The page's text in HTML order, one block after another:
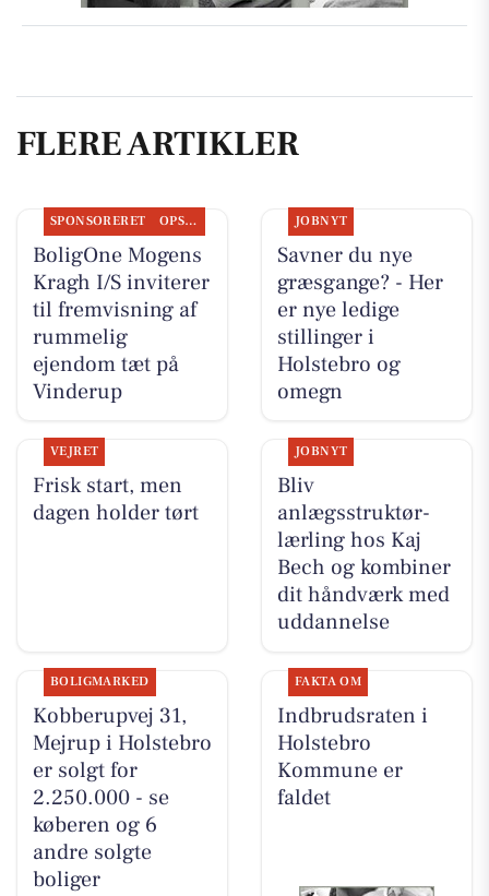
FLERE ARTIKLER
SPONSORERET OPSLAGSTAVLEN
BoligOne Mogens
Kragh I/S inviterer
til fremvisning af
rummelig
ejendom tæt på
Vinderup
JOBNYT
Savner du nye
græsgange? - Her
er nye ledige
stillinger i
Holstebro og
omegn
VEJRET
Frisk start, men
dagen holder tørt
JOBNYT
Bliv
anlægsstruktør-
lærling hos Kaj
Bech og kombiner
dit håndværk med
uddannelse
BOLIGMARKED
Kobberupvej 31,
Mejrup i Holstebro
er solgt for
2.250.000 - se
køberen og 6
andre solgte
boliger
FAKTA OM
Indbrudsraten i
Holstebro
Kommune er
faldet